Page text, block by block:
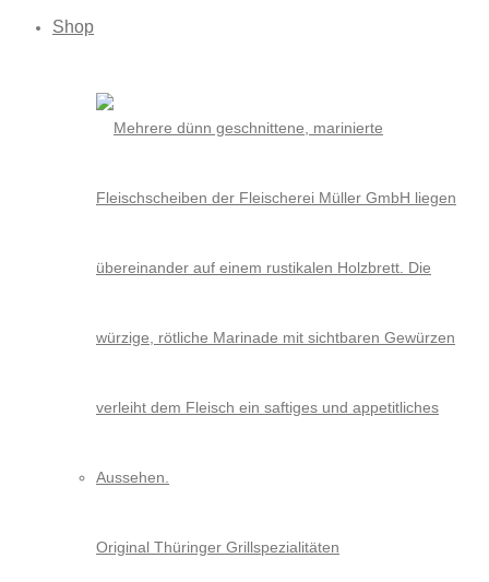
Shop
Original Thüringer Grillspezialitäten